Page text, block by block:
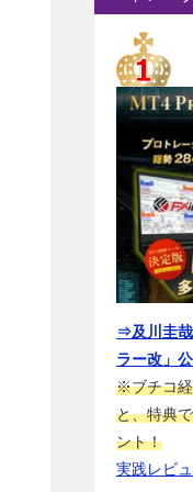
⇒及川圭
ラー改」
※ブチコ経
と、特典
ント！
実践レビ